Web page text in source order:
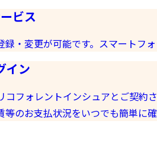
ビス
録・変更が可能です。スマートフ
イン
コフォレントインシュアとご契約
のお支払状況をいつでも簡単に確